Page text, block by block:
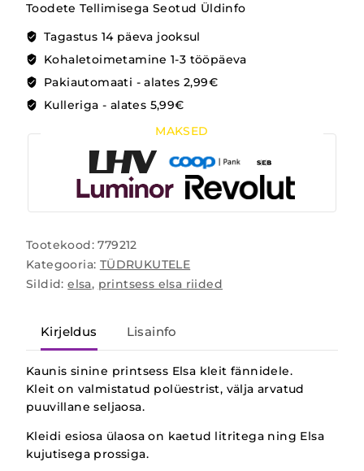
Toodete Tellimisega Seotud Üldinfo
Tagastus 14 päeva jooksul
Kohaletoimetamine 1-3 tööpäeva
Pakiautomaati - alates 2,99€
Kulleriga - alates 5,99€
MAKSED
Tootekood:779212
Kategooria: TÜDRUKUTELE
Sildid:elsa, printsess elsa riided
Kirjeldus Lisainfo
Kaunis sinine printsess Elsa kleit fännidele.
Kleit on valmistatud polüestrist, välja arvatud
puuvillane seljaosa.
Kleidi esiosa ülaosa on kaetud litritega ning Elsa
kujutisega prossiga.